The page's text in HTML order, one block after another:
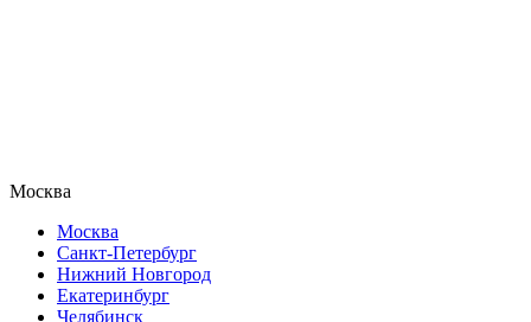
Москва
Москва
Санкт-Петербург
Нижний Новгород
Екатеринбург
Челябинск